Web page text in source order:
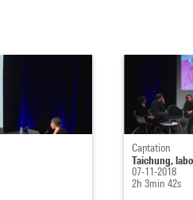
Captation
Taichung,
07-11-2018
2h 3min 42s